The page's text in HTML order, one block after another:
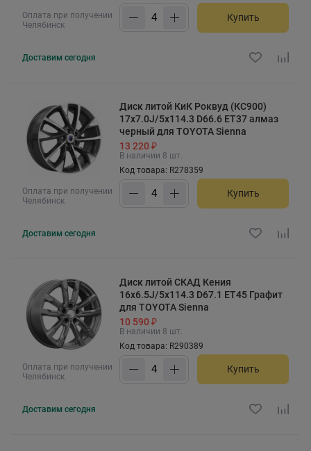
Оплата при получении
Челябинск
Купить
Доставим сегодня
Оплата при получении
Челябинск
Диск литой КиК Роквуд (КС900)
17x7.0J/5x114.3 D66.6 ET37 алмаз
черный для TOYOTA Sienna
13 220 ₽
В наличии 8 шт.
Код товара: R278359
Купить
Доставим сегодня
Оплата при получении
Челябинск
Диск литой СКАД Кения
16x6.5J/5x114.3 D67.1 ET45 Графит
для TOYOTA Sienna
10 590 ₽
В наличии 8 шт.
Код товара: R290389
Купить
Доставим сегодня